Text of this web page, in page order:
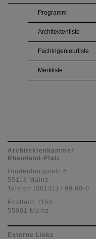
Programm
Architektenliste
Fachingenieurliste
Merkliste
Architektenkammer
Rheinland-Pfalz
Hindenburgplatz 6
55118 Mainz
Telefon (06131) / 99 60-0
Postfach 1150
55001 Mainz
Externe Links